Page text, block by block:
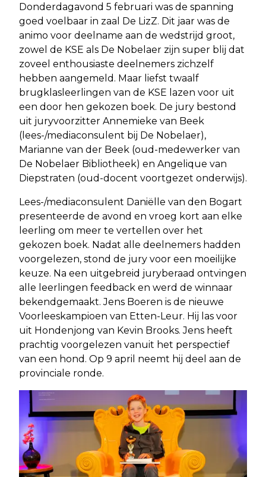
Donderdagavond 5 februari was de spanning
goed voelbaar in zaal De LizZ. Dit jaar was de
animo voor deelname aan de wedstrijd groot,
zowel de KSE als De Nobelaer zijn super blij dat
zoveel enthousiaste deelnemers zichzelf
hebben aangemeld. Maar liefst twaalf
brugklasleerlingen van de KSE lazen voor uit
een door hen gekozen boek. De jury bestond
uit juryvoorzitter Annemieke van Beek
(lees-/mediaconsulent bij De Nobelaer),
Marianne van der Beek (oud-medewerker van
De Nobelaer Bibliotheek) en Angelique van
Diepstraten (oud-docent voortgezet onderwijs).
Lees-/mediaconsulent Daniëlle van den Bogart
presenteerde de avond en vroeg kort aan elke
leerling om meer te vertellen over het
gekozen boek. Nadat alle deelnemers hadden
voorgelezen, stond de jury voor een moeilijke
keuze. Na een uitgebreid juryberaad ontvingen
alle leerlingen feedback en werd de winnaar
bekendgemaakt. Jens Boeren is de nieuwe
Voorleeskampioen van Etten-Leur. Hij las voor
uit Hondenjong van Kevin Brooks. Jens heeft
prachtig voorgelezen vanuit het perspectief
van een hond. Op 9 april neemt hij deel aan de
provinciale ronde.